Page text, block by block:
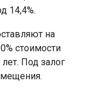
14,4%.
на
стоимости
Под залог